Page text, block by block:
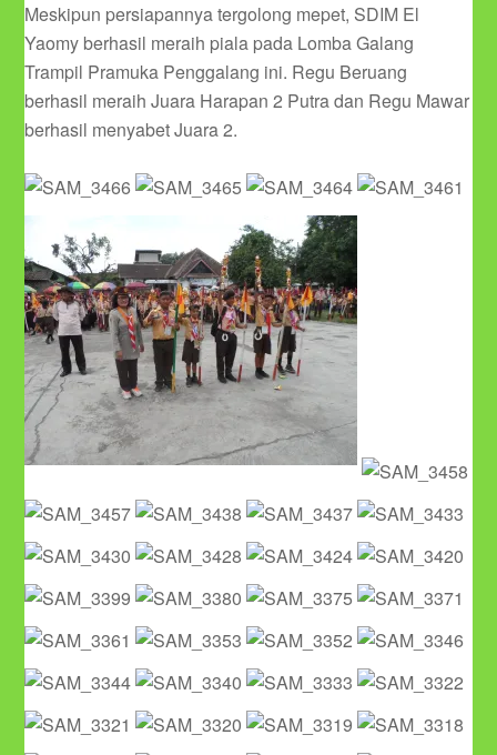
Meskipun persiapannya tergolong mepet, SDIM El
Yaomy berhasil meraih piala pada Lomba Galang
Trampil Pramuka Penggalang ini. Regu Beruang
berhasil meraih Juara Harapan 2 Putra dan Regu Mawar
berhasil menyabet Juara 2.